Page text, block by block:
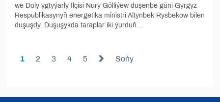
we Doly ygtyýarly Ilçisi Nury Gölliýew duşenbe güni Gyrgyz
Respublikasynyň energetika ministri Altynbek Rysbekow bilen
duşuşdy. Duşuşykda taraplar iki ýurduň...
1 2 3 4 5 Soňy